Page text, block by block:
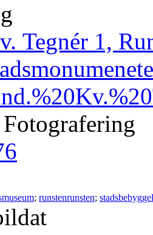
Tegnér 1,
; runstenrunsten;